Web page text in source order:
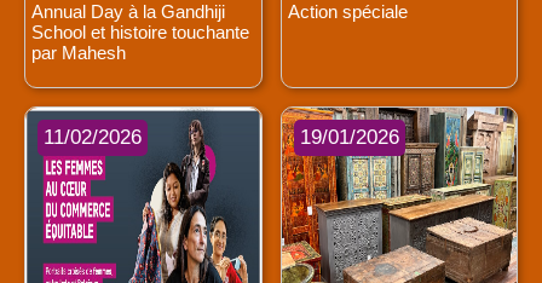
Annual Day à la Gandhiji
School et histoire touchante
par Mahesh
Action spéciale
11/02/2026 19/01/2026